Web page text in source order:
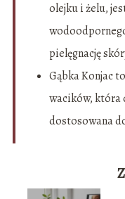
olejku i żelu,
pielęgnację
Gąbka Konjac
wacików, która
dostosowana